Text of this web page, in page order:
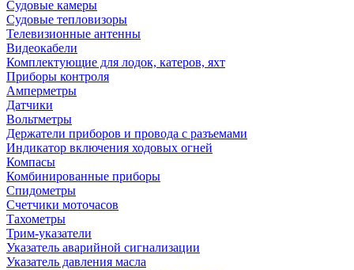
Судовые камеры
Cудовые тепловизоры
Телевизионные антенны
Видеокабели
Комплектующие для лодок, катеров, яхт
Приборы контроля
Амперметры
Датчики
Вольтметры
Держатели приборов и провода с разъемами
Индикатор включения ходовых огней
Компасы
Комбинированные приборы
Спидометры
Счетчики моточасов
Тахометры
Трим-указатели
Указатель аварийной сигнализации
Указатель давления масла